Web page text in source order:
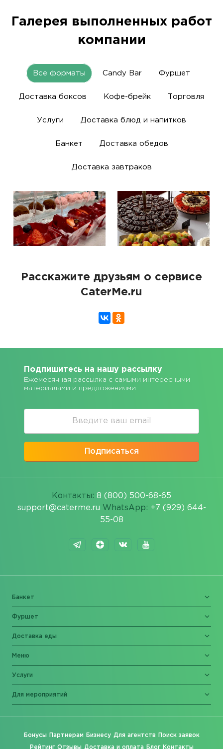
Галерея выполненных работ
компании
Все форматы Candy Bar Фуршет
Доставка боксов Кофе-брейк Торговля
Услуги Доставка блюд и напитков
Банкет Доставка обедов
Доставка завтраков
Расскажите друзьям о сервисе
CaterMe.ru
Подпишитесь на нашу рассылку
Ежемесячная рассылка с самыми интересными
материалами и предложениями
Подписаться
Контакты: 8 (800) 500-68-65
support@caterme.ru WhatsApp: +7 (929) 644-
55-08
Банкет
Фуршет
Доставка еды
Меню
Услуги
Для мероприятий
Бонусы Партнерам Бизнесу Для агентств Поиск заявок
Рейтинг Отзывы Доставка и оплата Блог Контакты